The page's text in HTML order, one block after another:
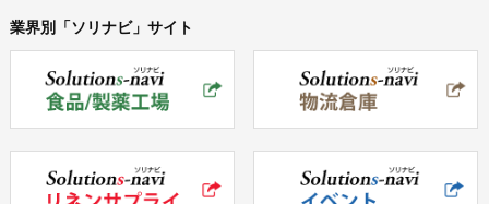
業界別「ソリナビ」サイト